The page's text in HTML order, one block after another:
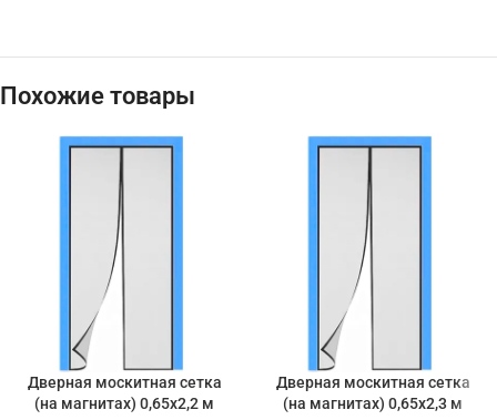
Похожие товары
Дверная москитная сетка
(на магнитах) 0,65х2,2 м
Дверная москитная сетка
(на магнитах) 0,65х2,3 м